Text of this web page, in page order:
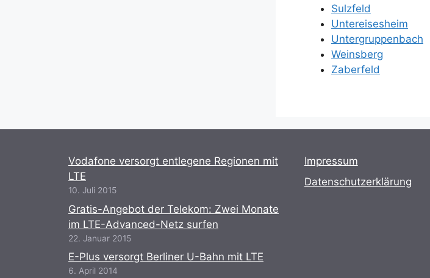
Sulzfeld
Untereisesheim
Untergruppenbach
Weinsberg
Zaberfeld
Vodafone versorgt entlegene Regionen mit
LTE
10. Juli 2015
Gratis-Angebot der Telekom: Zwei Monate
im LTE-Advanced-Netz surfen
22. Januar 2015
E-Plus versorgt Berliner U-Bahn mit LTE
6. April 2014
Impressum
Datenschutzerklärung